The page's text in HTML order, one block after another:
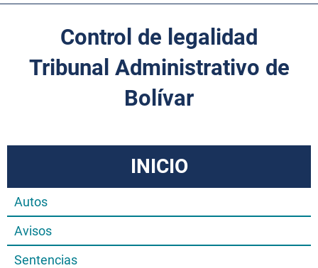
Control de legalidad
Tribunal Administrativo de
Bolívar
INICIO
Autos
Avisos
Sentencias